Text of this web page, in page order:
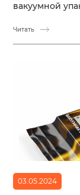
вакуумной
Читать
03.05.2024